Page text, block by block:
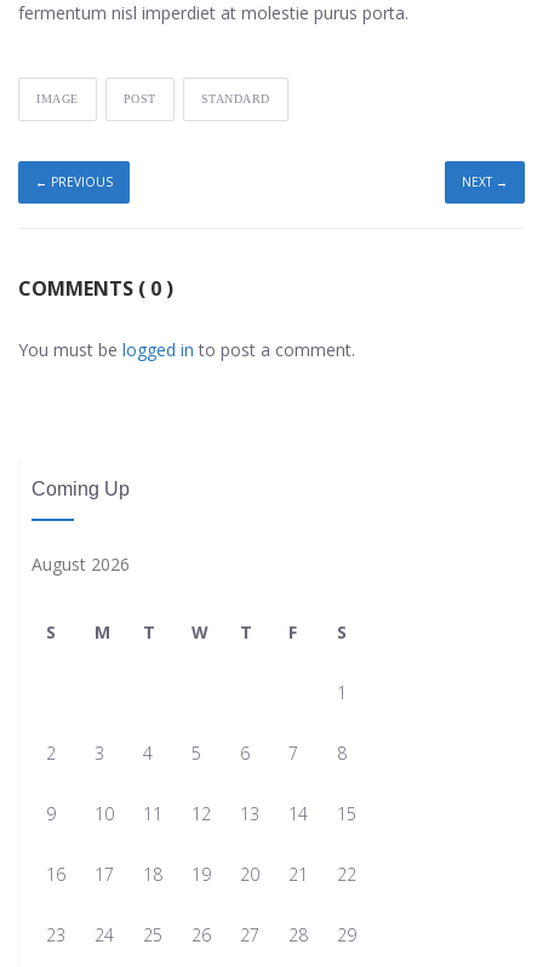
fermentum nisl imperdiet at molestie purus porta.
IMAGE POST STANDARD
← PREVIOUS NEXT →
COMMENTS ( 0 )
You must be logged in to post a comment.
Coming Up
August 2026
S M T W T F S
1
2 3 4 5 6 7 8
9 10 11 12 13 14 15
16 17 18 19 20 21 22
23 24 25 26 27 28 29